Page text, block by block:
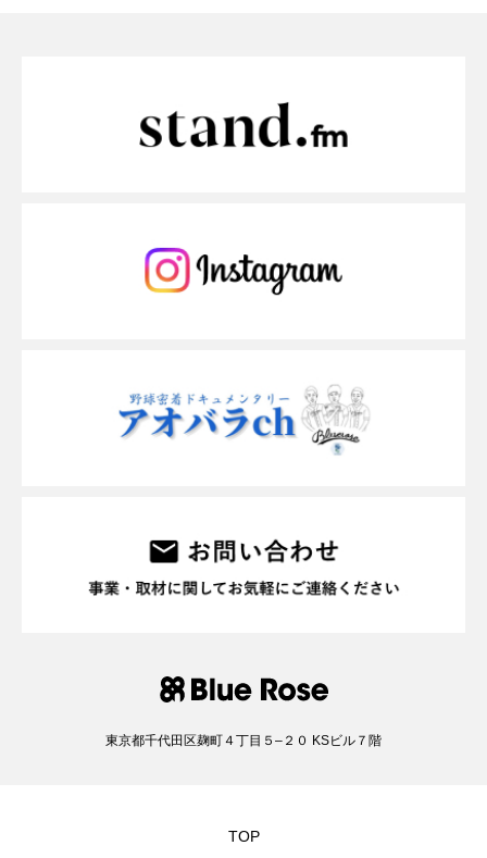
東京都千代⽥区麹町４丁⽬５–２０ KSビル７階
TOP